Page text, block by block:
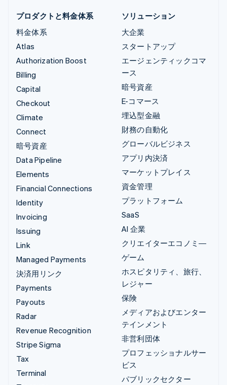
プロダクトと料金体系
料金体系
Atlas
Authorization Boost
Billing
Capital
Checkout
Climate
Connect
暗号資産
Data Pipeline
Elements
Financial Connections
Identity
Invoicing
Issuing
Link
Managed Payments
決済用リンク
Payments
Payouts
Radar
Revenue Recognition
Stripe Sigma
Tax
Terminal
ソリューション
大企業
スタートアップ
エージェンティックコマ
ース
暗号資産
E-コマース
埋込型金融
財務の自動化
グローバルビジネス
アプリ内決済
マーケットプレイス
資金管理
プラットフォーム
SaaS
AI 企業
クリエイターエコノミ―
ゲーム
ホスピタリティ、旅行、
レジャー
保険
メディアおよびエンター
テインメント
非営利団体
プロフェッショナルサー
ビス
パブリックセクター